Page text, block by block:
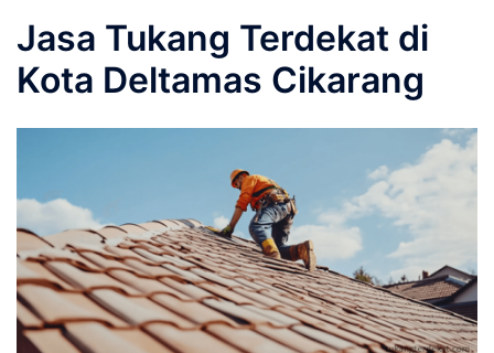
Jasa Tukang Terdekat di
Kota Deltamas Cikarang